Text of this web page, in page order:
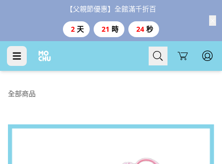
【父親節優惠】全館滿千折百
2 天 21 時 23 秒
Cart
全部商品